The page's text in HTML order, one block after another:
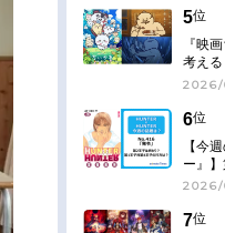
5位
『映
考える
2026/
6位
【今
ー』
子と第
2026/
7位